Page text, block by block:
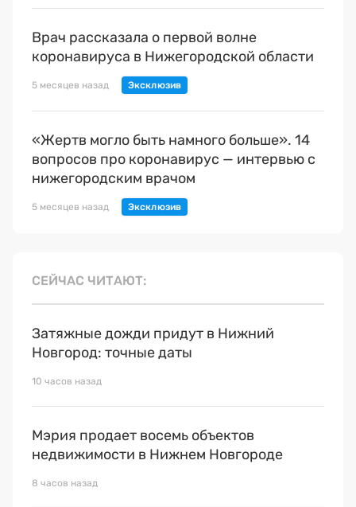
Врач рассказала о первой волне
коронавируса в Нижегородской области
5 месяцев назад
«Жертв могло быть намного больше». 14
вопросов про коронавирус — интервью с
нижегородским врачом
5 месяцев назад
СЕЙЧАС ЧИТАЮТ
Затяжные дожди придут в Нижний
Новгород: точные даты
10 часов назад
Мэрия продает восемь объектов
недвижимости в Нижнем Новгороде
8 часов назад